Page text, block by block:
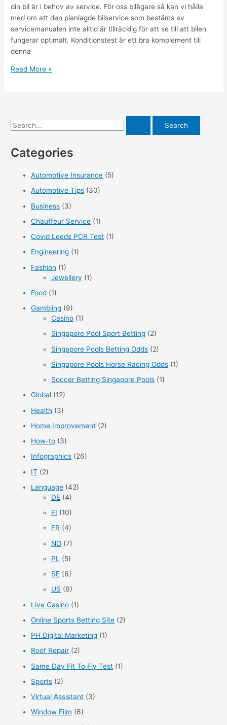
din bil är i behov av service. För oss bilägare så kan vi hålla
med om att den planlagde bilservice som bestäms av
servicemanualen inte alltid är tillräcklig för att se till att bilen
fungerar optimalt. Konditionstest är ett bra komplement till
denna
Låt
kontroll
bilens
skick
Read More »
S
a
Categories
Automotive Insurance (5)
Automotive Tips (30)
Business (3)
Chauffeur Service (1)
Covid Leeds PCR Test (1)
Engineering (1)
Fashion (1)
Jewellery (1)
Food (1)
Gambling (9)
Casino (1)
Singapore Pool Sport Betting (2)
Singapore Pools Betting Odds (2)
Singapore Pools Horse Racing Odds (1)
Soccer Betting Singapore Pools (1)
Global (12)
Health (3)
Home Improvement (2)
How-to (3)
Infographics (26)
IT (2)
Language (42)
DE (4)
FI (10)
FR (4)
NO (7)
PL
(5)
SE (6)
US (6)
Live Casino (1)
Online Sports Betting Site (2)
PH Digital Marketing (1)
Roof Repair (2)
Same Day Fit To Fly Test (1)
Sports (2)
Virtual Assistant (3)
Window Film (6)